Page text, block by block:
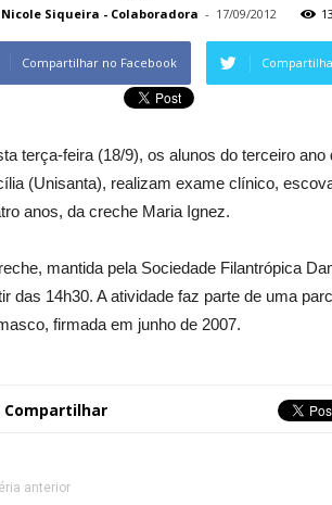
Nicole Siqueira - Colaboradora - 17/09/2012
Compartilhar no Facebook
terça-feira (18/9), os alunos do terceiro
(Unisanta), realizam exame clínico,
anos, da creche Maria Ignez.
mantida pela Sociedade Filantrópica
das 14h30. A atividade faz parte de uma
firmada em junho de 2007.
Compartilhar
anterior